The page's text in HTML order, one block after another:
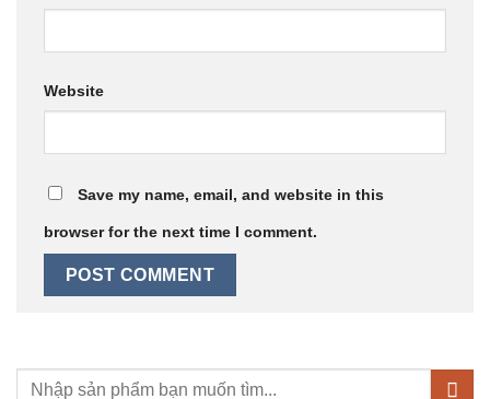
Website
Save my name, email, and website in this
browser for the next time I comment.
Search